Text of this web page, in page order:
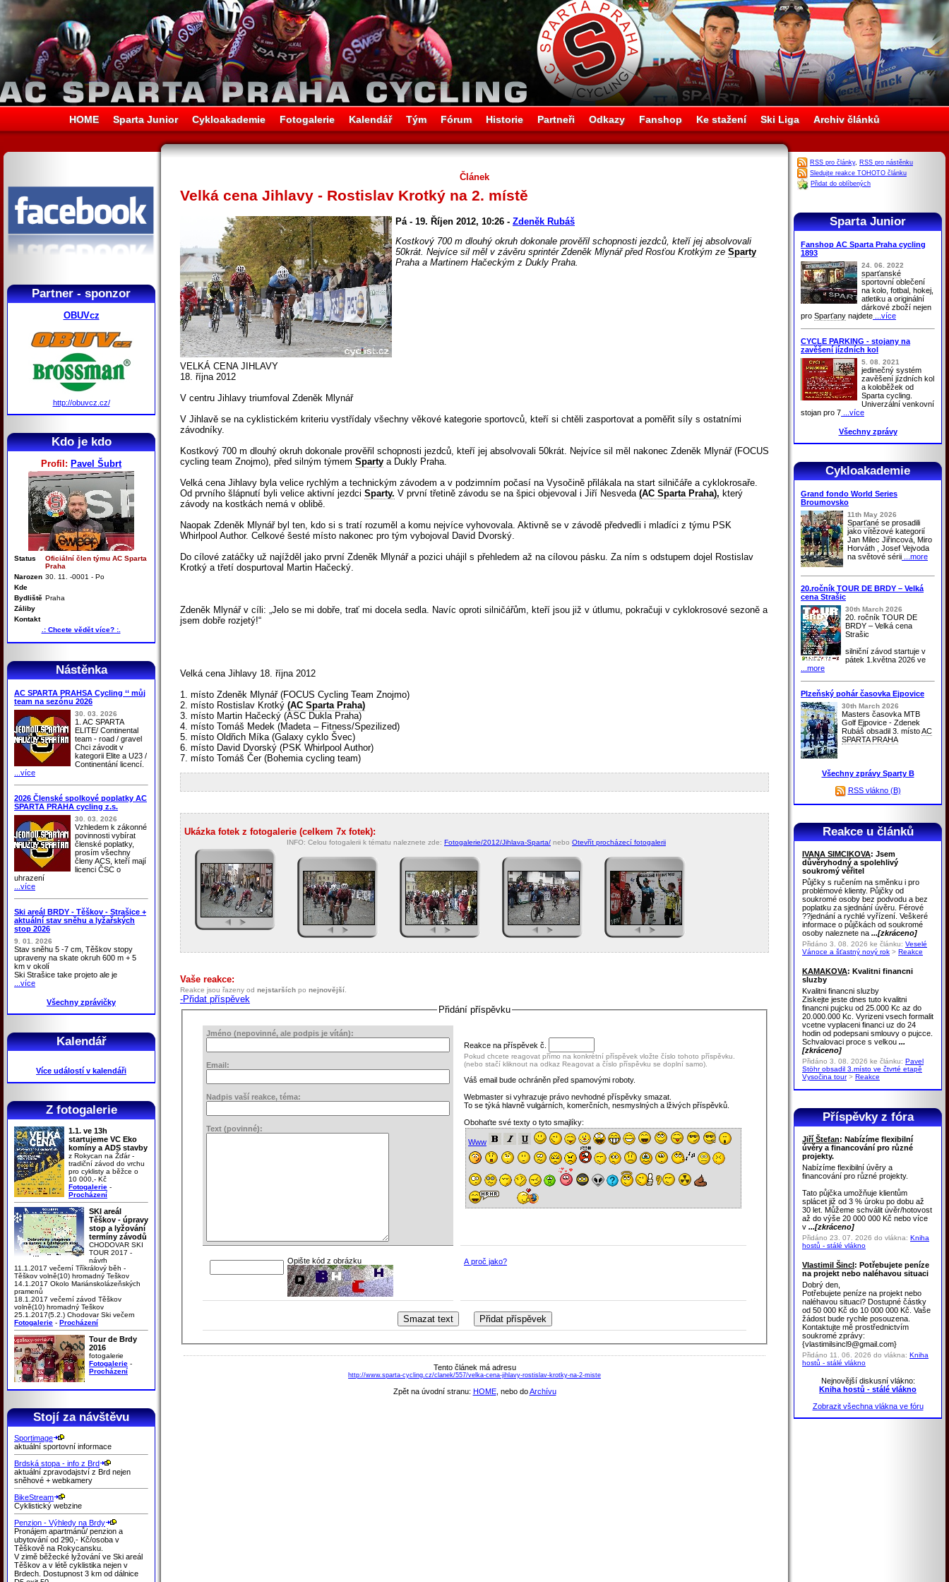
HOME Sparta Junior Cykloakademie Fotogalerie Kalendář Tým Fórum Historie Partneři Odkazy Fanshop Ke stažení Ski Liga Archiv článků
Partner - sponzor
OBUVcz
http://obuvcz.cz/
Kdo je kdo
Profil: Pavel Šubrt
Status
Oficiální člen týmu AC Sparta
Praha
Narozen 30. 11. -0001 - Po
Kde
Bydliště Praha
Záliby
Kontakt
.: Chcete vědět více? :.
Nástěnka
AC SPARTA PRAHSA Cycling ‘‘ můj
team na sezónu 2026
30. 03. 2026
1. AC SPARTA
ELITE/ Continental
team - road / gravel
Chci závodit v
kategorii Elite a U23 /
Continentání licencí.
...více
2026 Členské spolkové poplatky AC
SPARTA PRAHA cycling z.s.
30. 03. 2026
Vzhledem k zákonné
povinnosti vybírat
členské poplatky,
prosím všechny
členy ACS, kteří mají
licenci ČSC o
uhrazení
...více
Ski areál BRDY - Těškov - Strašice +
aktuální stav sněhu a lyžařských
stop 2026
9. 01. 2026
Stav sněhu 5 -7 cm, Těškov stopy
upraveny na skate okruh 600 m + 5
km v okolí
Ski Strašice take projeto ale je
...více
Všechny zprávičky
Kalendář
Více událostí v kalendáři
Z fotogalerie
1.1. ve 13h
startujeme VC Eko
komíny a ADS stavby
z Rokycan na Žďár -
tradiční závod do vrchu
pro cyklisty a běžce o
10 000,- Kč
Fotogalerie -
Procházení
SKI areál
Těškov - úpravy
stop a lyžování
termíny závodů
CHODOVAR SKI
TOUR 2017 -
návrh
11.1.2017 večerní Tříkrálový běh -
Těškov volně(10) hromadný Teškov
14.1.2017 Okolo Mariánskolázeňských
pramenů
18.1.2017 večerní závod Těškov
volně(10) hromadný Teškov
25.1.2017(5.2.) Chodovar Ski večern
Fotogalerie - Procházení
Tour de Brdy
2016
fotogalerie
Fotogalerie -
Procházení
Stojí za návštěvu
Sportimage
aktuální sportovní informace
Brdská stopa - info z Brd
aktuální zpravodajství z Brd nejen
sněhové + webkamery
BikeStream
Cyklistický webzine
Penzion - Výhledy na Brdy
Pronájem apartmánů/ penzion a
ubytování od 290,- Kč/osoba v
Těškově na Rokycansku.
V zimě běžecké lyžování ve Ski areál
Těškov a v létě cyklistika nejen v
Brdech. Dostupnost 3 km od dálnice
Článek
Velká cena Jihlavy - Rostislav Krotký na 2. místě
Pá - 19. Říjen 2012, 10:26 - Zdeněk Rubáš
Kostkový 700 m dlouhý okruh dokonale prověřil schopnosti jezdců, kteří jej absolvovali
50krát. Nejvíce sil měl v závěru sprintér Zdeněk Mlynář před Rosťou Krotkým ze Sparty
Praha a Martinem Hačeckým z Dukly Praha.
VELKÁ CENA JIHLAVY
18. října 2012
V centru Jihlavy triumfoval Zdeněk Mlynář
V Jihlavě se na cyklistickém kriteriu vystřídaly všechny věkové kategorie sportovců, kteří si chtěli zasportovat a poměřit síly s ostatními
závodníky.
Kostkový 700 m dlouhý okruh dokonale prověřil schopnosti jezdců, kteří jej absolvovali 50krát. Nejvíce sil měl nakonec Zdeněk Mlynář (FOCUS
cycling team Znojmo), před silným týmem Sparty a Dukly Praha.
Velká cena Jihlavy byla velice rychlým a technickým závodem a v podzimním počasí na Vysočině přilákala na start silničáře a cyklokrosaře.
Od prvního šlápnutí byli velice aktivní jezdci Sparty. V první třetině závodu se na špici objevoval i Jiří Nesveda (AC Sparta Praha), který
závody na kostkách nemá v oblibě.
Naopak Zdeněk Mlynář byl ten, kdo si s tratí rozuměl a komu nejvíce vyhovovala. Aktivně se v závodě předvedli i mladíci z týmu PSK
Whirlpool Author. Celkové šesté místo nakonec pro tým vybojoval David Dvorský.
Do cílové zatáčky už najížděl jako první Zdeněk Mlynář a pozici uhájil s přehledem až na cílovou pásku. Za ním s odstupem dojel Rostislav
Krotký a třetí dospurtoval Martin Hačecký.
Zdeněk Mlynář v cíli: „Jelo se mi dobře, trať mi docela sedla. Navíc oproti silničářům, kteří jsou již v útlumu, pokračuji v cyklokrosové sezoně a
jsem dobře rozjetý!“
Velká cena Jihlavy 18. října 2012
1. místo Zdeněk Mlynář (FOCUS Cycling Team Znojmo)
2. místo Rostislav Krotký (AC Sparta Praha)
3. místo Martin Hačecký (ASC Dukla Praha)
4. místo Tomáš Medek (Madeta – Fitness/Spezilized)
5. místo Oldřich Míka (Galaxy cyklo Švec)
6. místo David Dvorský (PSK Whirlpool Author)
7. místo Tomáš Čer (Bohemia cycling team)
Ukázka fotek z fotogalerie (celkem 7x fotek):
INFO: Celou fotogalerii k tématu naleznete zde: Fotogalerie/2012/Jihlava-Sparta/ nebo Otevřít procházecí fotogalerii
Vaše reakce:
Reakce jsou řazeny od nejstarších po nejnovější.
-Přidat příspěvek
Přidání příspěvku
Jméno (nepovinné, ale podpis je vítán):
Email:
Nadpis vaší reakce, téma:
Text (povinné):
Reakce na příspěvek č.
Pokud chcete reagovat přímo na konkrétní příspěvek vložte číslo tohoto příspěvku.
(nebo stačí kliknout na odkaz Reagovat a číslo příspěvku se doplní samo).
Váš email bude ochráněn před spamovými roboty.
Webmaster si vyhrazuje právo nevhodné příspěvky smazat.
To se týká hlavně vulgárních, komerčních, nesmyslných a lživých příspěvků.
Obohaťte své texty o tyto smajlíky:
Www
Opište kód z obrázku A proč jako?
Tento článek má adresu
http://www.sparta-cycling.cz/clanek/557/velka-cena-jihlavy-rostislav-krotky-na-2-miste
Zpět na úvodní stranu: HOME, nebo doArchívu
RSS pro články, RSS pro nástěnku
Sledujte reakce TOHOTO článku
Přidat do oblíbených
Sparta Junior
Fanshop AC Sparta Praha cycling
1893
24. 06. 2022
sparťanské
sportovní oblečení
na kolo, fotbal, hokej,
atletiku a originální
dárkové zboží nejen
pro Sparťany najdete ...více
CYCLE PARKING - stojany na
zavěšení jízdních kol
5. 08. 2021
jedinečný systém
zavěšení jízdních kol
a koloběžek od
Sparta cycling.
Univerzální venkovní
stojan pro 7 ...více
Všechny zprávy
Cykloakademie
Grand fondo World Series
Broumovsko
11th May 2026
Sparťané se prosadili
jako vítězové kategorií
Jan Milec Jiřincová, Miro
Horváth , Josef Vejvoda
na světové sérii ...more
20.ročník TOUR DE BRDY – Velká
cena Strašic
30th March 2026
20. ročník TOUR DE
BRDY – Velká cena
Strašic
silniční závod startuje v
pátek 1.května 2026 ve
...more
Plzeňský pohár časovka Ejpovice
30th March 2026
Masters časovka MTB
Golf Ejpovice - Zdenek
Rubáš obsadil 3. místoAC
SPARTA PRAHA
Všechny zprávy Sparty B
RSS vlákno (B)
Reakce u článků
IVANA SIMCIKOVA: Jsem
důvěryhodný a spolehlivý
soukromý věřitel
Půjčky s ručením na směnku i pro
problémové klienty. Půjčky od
soukromé osoby bez podvodu a bez
poplatku za sjednání úvěru. Férové
??jednání a rychlé vyřízení. Veškeré
informace o půjčkách od soukromé
osoby naleznete na ...[zkráceno]
Přidáno 3. 08. 2026 ke článku: Veselé
Vánoce a šťastný nový rok > Reakce
KAMAKOVA: Kvalitni financni
sluzby
Kvalitni financni sluzby
Ziskejte jeste dnes tuto kvalitni
financni pujcku od 25.000 Kc az do
20.000.000 Kc. Vyrizeni vsech formalit
vcetne vyplaceni financi uz do 24
hodin od podepsani smlouvy o pujcce.
Schvalovaci proce s velkou ...
[zkráceno]
Přidáno 3. 08. 2026 ke článku: Pavel
Stöhr obsadil 3.místo ve čtvrté etapě
Vysočina tour> Reakce
Příspěvky z fóra
Jiří Štefan: Nabízíme flexibilní
úvěry a financování pro různé
projekty.
Nabízíme flexibilní úvěry a
financování pro různé projekty.
Tato půjčka umožňuje klientům
splácet již od 3 % úroku po dobu až
30 let. Můžeme schválit úvěr/hotovost
až do výše 20 000 000 Kč nebo více
v ...[zkráceno]
Přidáno 23. 07. 2026 do vlákna: Kniha
hostů - stálé vlákno
Vlastimil Šincl: Potřebujete peníze
na projekt nebo naléhavou situaci
Dobrý den,
Potřebujete peníze na projekt nebo
naléhavou situaci? Dostupné částky
od 50 000 Kč do 10 000 000 Kč. Vaše
žádost bude rychle posouzena.
Kontaktujte mě prostřednictvím
soukromé zprávy:
{vlastimilsincl9@gmail.com}
Přidáno 11. 06. 2026 do vlákna: Kniha
hostů - stálé vlákno
Nejnovější diskusní vlákno:
Kniha hostů - stálé vlákno
Zobrazit všechna vlákna ve fóru